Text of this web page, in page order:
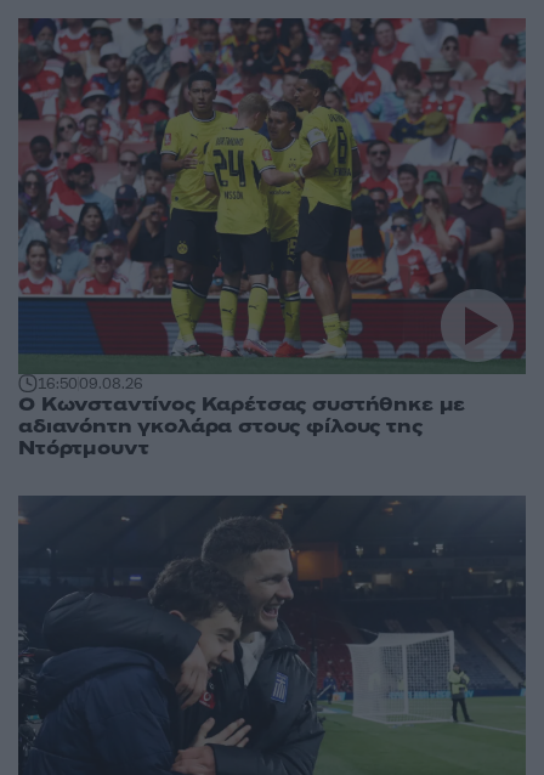
16:5009.08.26
Ο Κωνσταντίνος Καρέτσας συστήθηκε με
αδιανόητη γκολάρα στους φίλους της
Ντόρτμουντ